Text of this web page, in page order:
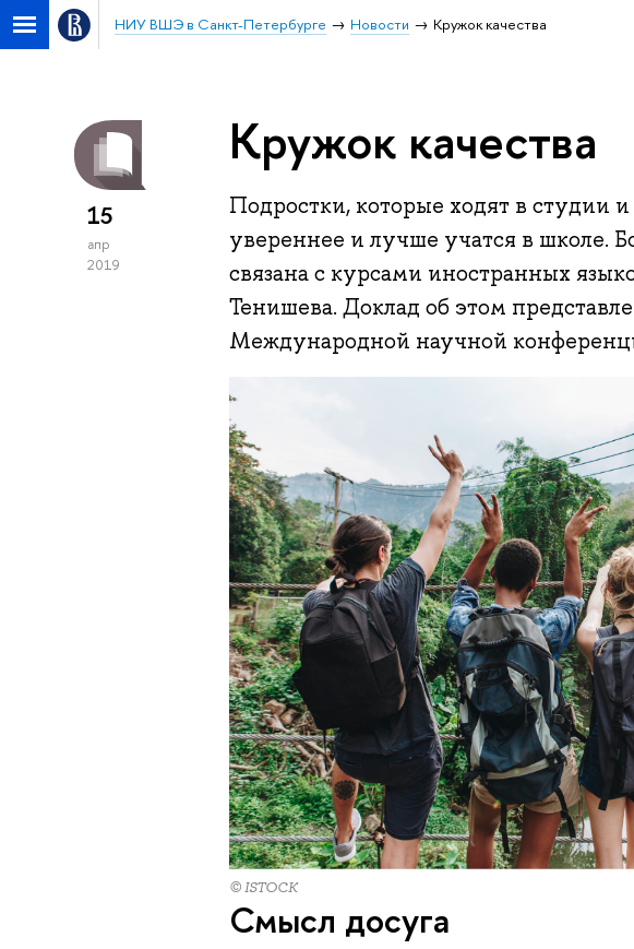
НИУ ВШЭ в Санкт-Петербурге Новости Кружок качества
15
апр
2019
Кружок качества
Подростки, которые ходят в студии
увереннее и лучше учатся в школе.
связана с курсами иностранных
Тенишева. Доклад об этом
Международной научной
© ISTOCK
Смысл досуга